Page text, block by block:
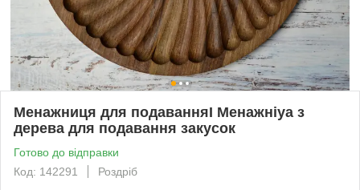
Менажниця для подаванняI Менажніуа з
дерева для подавання закусок
Готово до відправки
Код: 142291
Роздріб